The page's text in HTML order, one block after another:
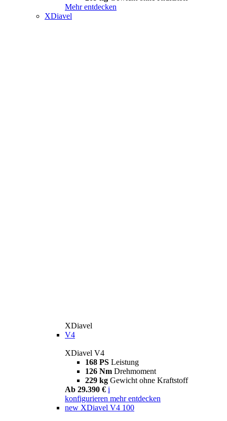
Mehr entdecken
XDiavel
XDiavel
V4
XDiavel V4
168 PS Leistung
126 Nm Drehmoment
229 kg Gewicht ohne Kraftstoff
Ab 29.390 € i
konfigurieren mehr entdecken
new XDiavel V4 100